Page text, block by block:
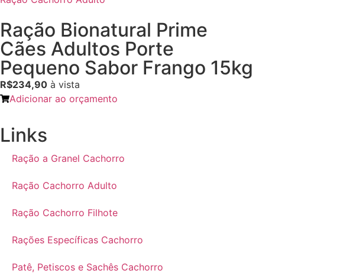
Ração Bionatural Prime
Cães Adultos Porte
Pequeno Sabor Frango 15kg
R$234,90 à vista
Adicionar ao orçamento
Links
Ração a Granel Cachorro
Ração Cachorro Adulto
Ração Cachorro Filhote
Rações Específicas Cachorro
Patê, Petiscos e Sachês Cachorro